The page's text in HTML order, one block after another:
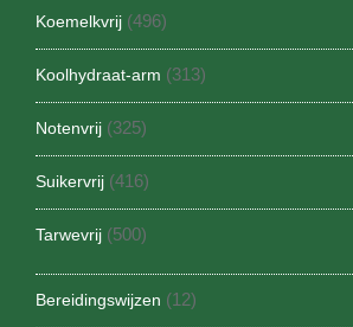
Koemelkvrij (496)
Koolhydraat-arm (313)
Notenvrij (325)
Suikervrij (416)
Tarwevrij (500)
Bereidingswijzen (12)